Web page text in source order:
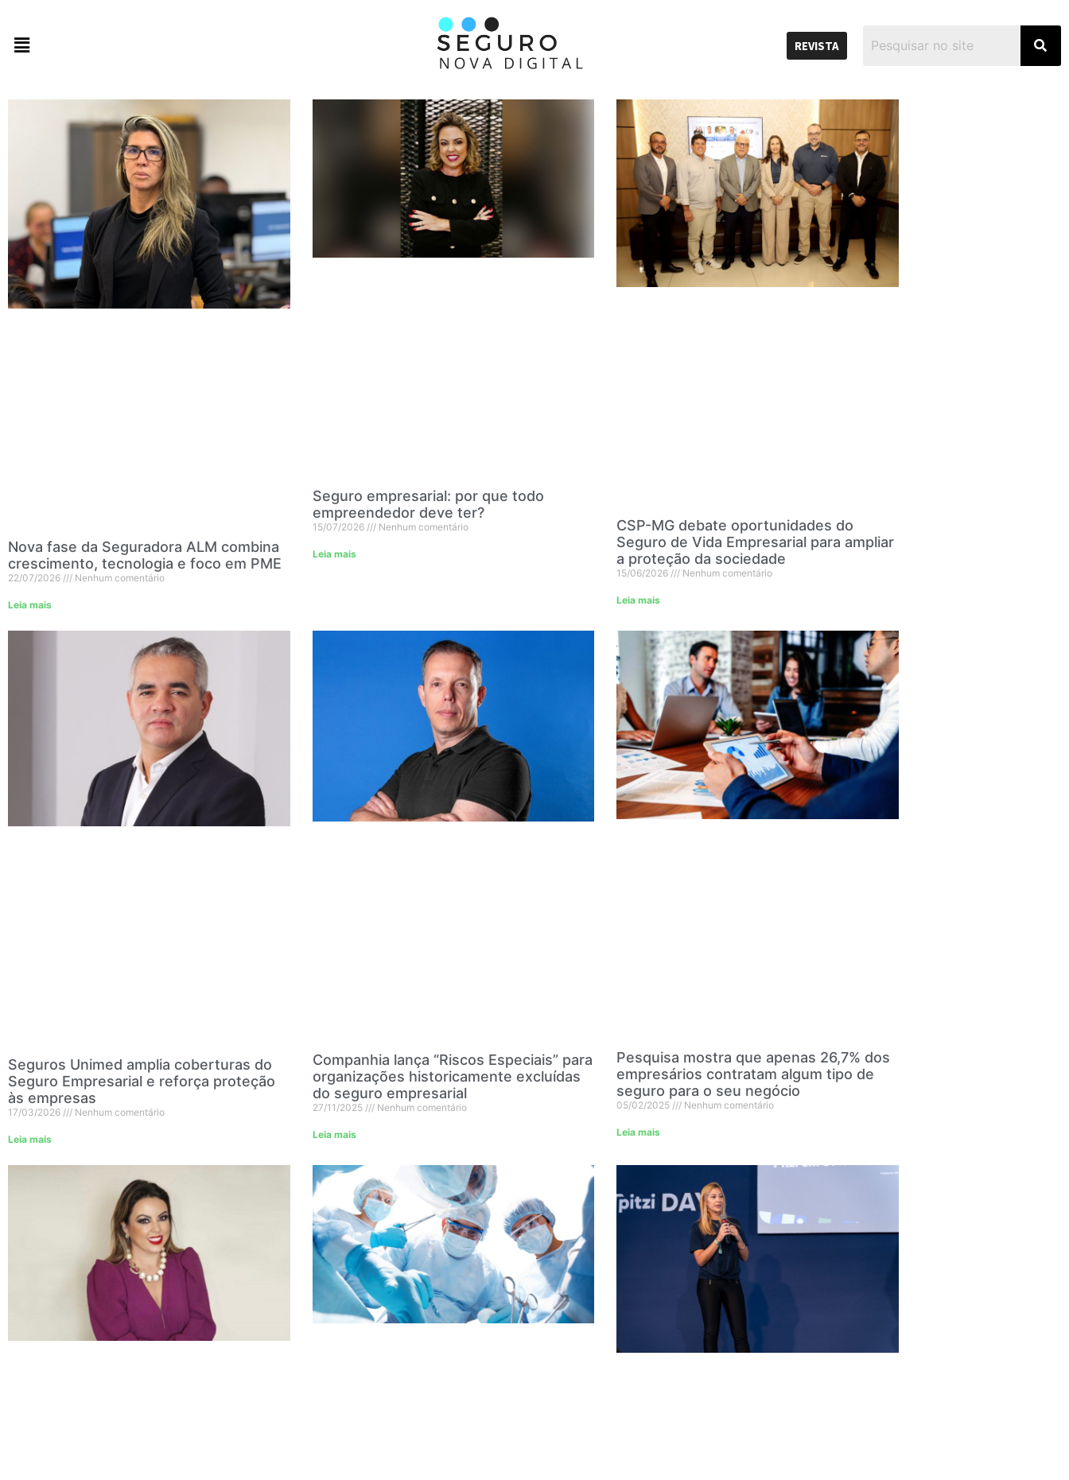
REVISTA
Nova fase da Seguradora ALM combina
crescimento, tecnologia e foco em PME
22/07/2026 Nenhum comentário
Leia mais
Seguro empresarial: por que todo
empreendedor deve ter?
15/07/2026 Nenhum comentário
Leia mais
CSP-MG debate oportunidades do
Seguro de Vida Empresarial para ampliar
a proteção da sociedade
15/06/2026 Nenhum comentário
Leia mais
Seguros Unimed amplia coberturas do
Seguro Empresarial e reforça proteção
às empresas
17/03/2026 Nenhum comentário
Leia mais
Companhia lança “Riscos Especiais” para
organizações historicamente excluídas
do seguro empresarial
27/11/2025 Nenhum comentário
Leia mais
Pesquisa mostra que apenas 26,7% dos
empresários contratam algum tipo de
seguro para o seu negócio
05/02/2025 Nenhum comentário
Leia mais